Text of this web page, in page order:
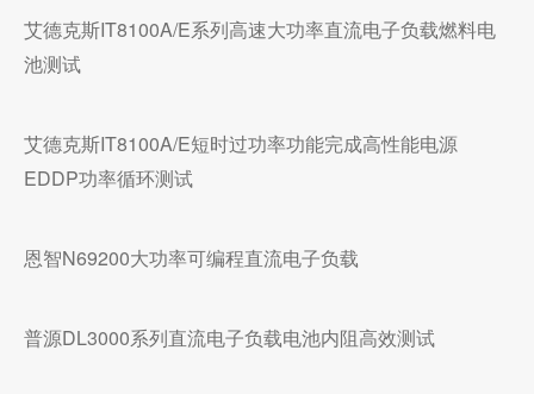
艾德克斯IT8100A/E系列高速大功率直流电子负载燃料电
池测试
艾德克斯IT8100A/E短时过功率功能完成高性能电源
EDDP功率循环测试
恩智N69200大功率可编程直流电子负载
普源DL3000系列直流电子负载电池内阻高效测试